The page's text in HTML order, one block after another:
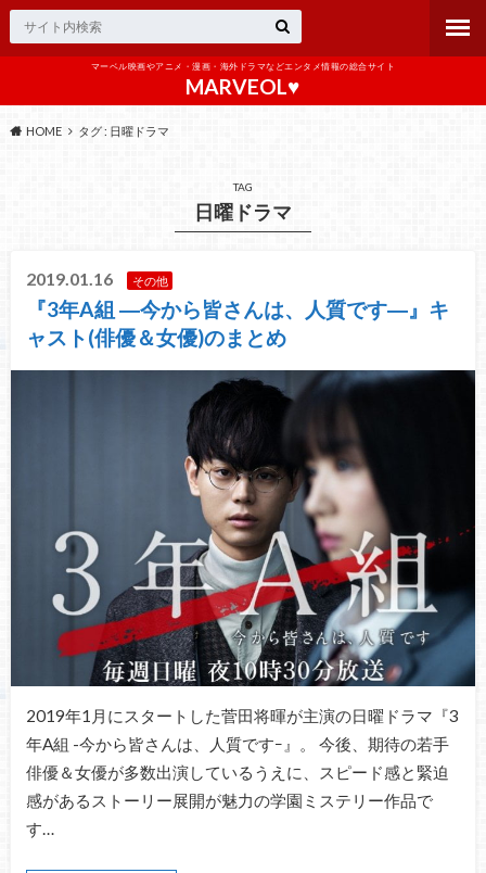
マーベル映画やアニメ・漫画・海外ドラマなどエンタメ情報の総合サイト
MARVEOL♥️
HOME タグ : 日曜ドラマ
TAG
日曜ドラマ
2019.01.16 その他
『3年A組 ―今から皆さんは、人質です―』キ
ャスト(俳優＆女優)のまとめ
2019年1月にスタートした菅田将暉が主演の日曜ドラマ『3
年A組 -今から皆さんは、人質ですｰ』。 今後、期待の若手
俳優＆女優が多数出演しているうえに、スピード感と緊迫
感があるストーリー展開が魅力の学園ミステリー作品で
す…